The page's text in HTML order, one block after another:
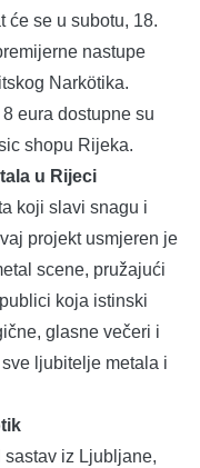
će se u subotu, 18.
nastupe
Narkötika.
eura dostupne su
shopu Rijeka.
u Rijeci
koji slavi snagu i
projekt usmjeren je
scene, pružajući
koja istinski
glasne večeri i
ljubitelje metala i
iz Ljubljane,